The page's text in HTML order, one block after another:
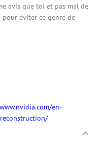
avis que toi et pas mal de
pour éviter ce genre de
en-